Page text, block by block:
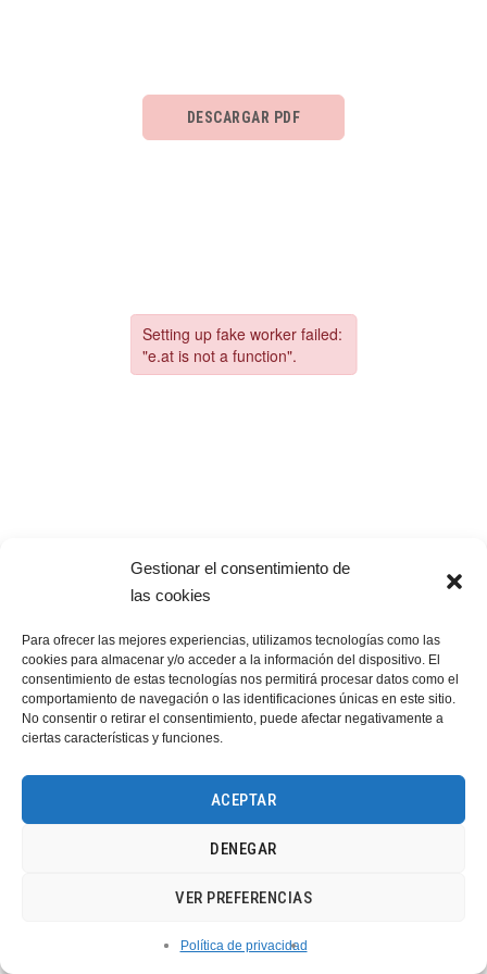
Gestionar el consentimiento de
las cookies
Para ofrecer las mejores experiencias, utilizamos tecnologías como las
cookies para almacenar y/o acceder a la información del dispositivo. El
consentimiento de estas tecnologías nos permitirá procesar datos como el
comportamiento de navegación o las identificaciones únicas en este sitio.
No consentir o retirar el consentimiento, puede afectar negativamente a
ciertas características y funciones.
ACEPTAR
DENEGAR
VER PREFERENCIAS
Política de privacidad
DESCARGAR PDF